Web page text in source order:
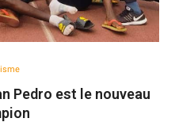
Pedro est le nouveau